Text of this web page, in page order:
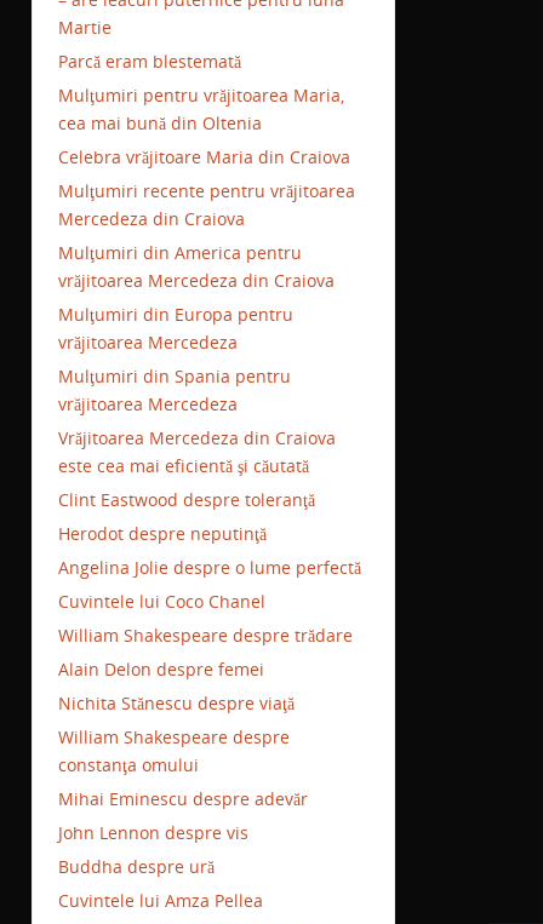
Martie
Parcă eram blestemată
Mulţumiri pentru vrăjitoarea Maria,
cea mai bună din Oltenia
Celebra vrăjitoare Maria din Craiova
Mulţumiri recente pentru vrăjitoarea
Mercedeza din Craiova
Mulţumiri din America pentru
vrăjitoarea Mercedeza din Craiova
Mulţumiri din Europa pentru
vrăjitoarea Mercedeza
Mulţumiri din Spania pentru
vrăjitoarea Mercedeza
Vrăjitoarea Mercedeza din Craiova
este cea mai eficientă şi căutată
Clint Eastwood despre toleranţă
Herodot despre neputinţă
Angelina Jolie despre o lume perfectă
Cuvintele lui Coco Chanel
William Shakespeare despre trădare
Alain Delon despre femei
Nichita Stănescu despre viaţă
William Shakespeare despre
constanţa omului
Mihai Eminescu despre adevăr
John Lennon despre vis
Buddha despre ură
Cuvintele lui Amza Pellea